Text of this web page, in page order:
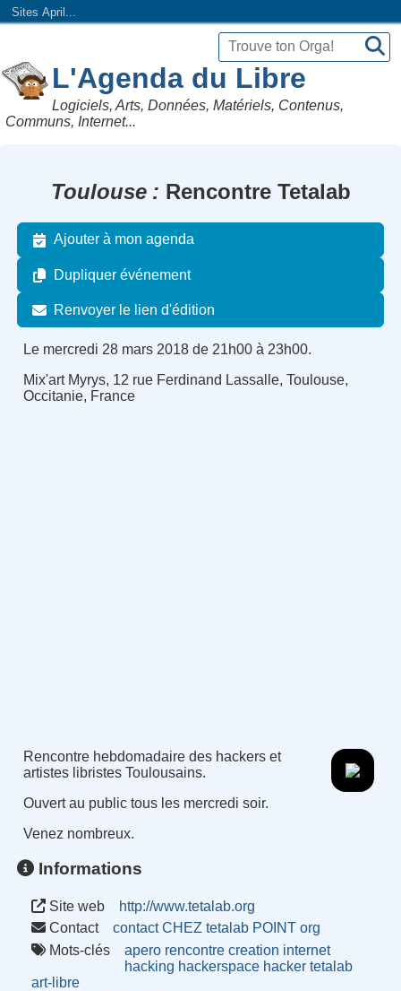
Sites April...
L'Agenda du Libre
Logiciels, Arts, Données, Matériels, Contenus,
Communs, Internet...
Toulouse Rencontre Tetalab
Ajouter à mon agenda
Dupliquer événement
Renvoyer le lien d'édition
Le mercredi 28 mars 2018 de 21h00 à 23h00.
Mix'art Myrys, 12 rue Ferdinand Lassalle, Toulouse,
Occitanie, France
Rencontre hebdomadaire des hackers et
artistes libristes Toulousains.
Ouvert au public tous les mercredi soir.
Venez nombreux.
Informations
Site web
http://www.tetalab.org
Contact
contact CHEZ tetalab POINT org
Mots-clés
apero rencontre creation internet
hacking hackerspace hacker tetalab
art-libre